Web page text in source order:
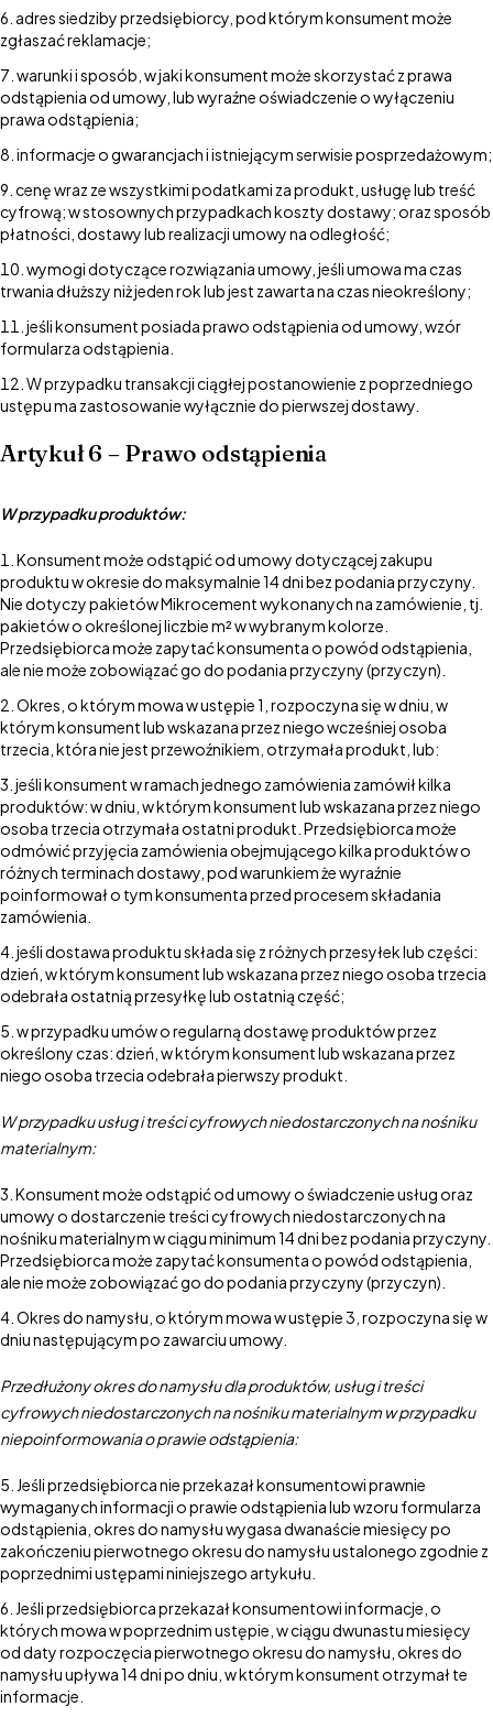
adres siedziby przedsiębiorcy, pod którym konsument może
zgłaszać reklamacje;
warunki i sposób, w jaki konsument może skorzystać z prawa
odstąpienia od umowy, lub wyraźne oświadczenie o wyłączeniu
prawa odstąpienia;
informacje o gwarancjach i istniejącym serwisie posprzedażowym;
cenę wraz ze wszystkimi podatkami za produkt, usługę lub treść
cyfrową; w stosownych przypadkach koszty dostawy; oraz sposób
płatności, dostawy lub realizacji umowy na odległość;
wymogi dotyczące rozwiązania umowy, jeśli umowa ma czas
trwania dłuższy niż jeden rok lub jest zawarta na czas nieokreślony;
jeśli konsument posiada prawo odstąpienia od umowy, wzór
formularza odstąpienia.
W przypadku transakcji ciągłej postanowienie z poprzedniego
ustępu ma zastosowanie wyłącznie do pierwszej dostawy.
Artykuł 6 – Prawo odstąpienia
W przypadku produktów:
Konsument może odstąpić od umowy dotyczącej zakupu
produktu w okresie do maksymalnie 14 dni bez podania przyczyny.
Nie dotyczy pakietów Mikrocement wykonanych na zamówienie, tj.
pakietów o określonej liczbie m² w wybranym kolorze.
Przedsiębiorca może zapytać konsumenta o powód odstąpienia,
ale nie może zobowiązać go do podania przyczyny (przyczyn).
Okres, o którym mowa w ustępie 1, rozpoczyna się w dniu, w
którym konsument lub wskazana przez niego wcześniej osoba
trzecia, która nie jest przewoźnikiem, otrzymała produkt, lub:
jeśli konsument w ramach jednego zamówienia zamówił kilka
produktów: w dniu, w którym konsument lub wskazana przez niego
osoba trzecia otrzymała ostatni produkt. Przedsiębiorca może
odmówić przyjęcia zamówienia obejmującego kilka produktów o
różnych terminach dostawy, pod warunkiem że wyraźnie
poinformował o tym konsumenta przed procesem składania
zamówienia.
jeśli dostawa produktu składa się z różnych przesyłek lub części:
dzień, w którym konsument lub wskazana przez niego osoba trzecia
odebrała ostatnią przesyłkę lub ostatnią część;
w przypadku umów o regularną dostawę produktów przez
określony czas: dzień, w którym konsument lub wskazana przez
niego osoba trzecia odebrała pierwszy produkt.
W przypadku usług i treści cyfrowych niedostarczonych na nośniku
materialnym:
Konsument może odstąpić od umowy o świadczenie usług oraz
umowy o dostarczenie treści cyfrowych niedostarczonych na
nośniku materialnym w ciągu minimum 14 dni bez podania przyczyny.
Przedsiębiorca może zapytać konsumenta o powód odstąpienia,
ale nie może zobowiązać go do podania przyczyny (przyczyn).
Okres do namysłu, o którym mowa w ustępie 3, rozpoczyna się w
dniu następującym po zawarciu umowy.
Przedłużony okres do namysłu dla produktów, usług i treści
cyfrowych niedostarczonych na nośniku materialnym w przypadku
niepoinformowania o prawie odstąpienia:
Jeśli przedsiębiorca nie przekazał konsumentowi prawnie
wymaganych informacji o prawie odstąpienia lub wzoru formularza
odstąpienia, okres do namysłu wygasa dwanaście miesięcy po
zakończeniu pierwotnego okresu do namysłu ustalonego zgodnie z
poprzednimi ustępami niniejszego artykułu.
Jeśli przedsiębiorca przekazał konsumentowi informacje, o
których mowa w poprzednim ustępie, w ciągu dwunastu miesięcy
od daty rozpoczęcia pierwotnego okresu do namysłu, okres do
namysłu upływa 14 dni po dniu, w którym konsument otrzymał te
informacje.